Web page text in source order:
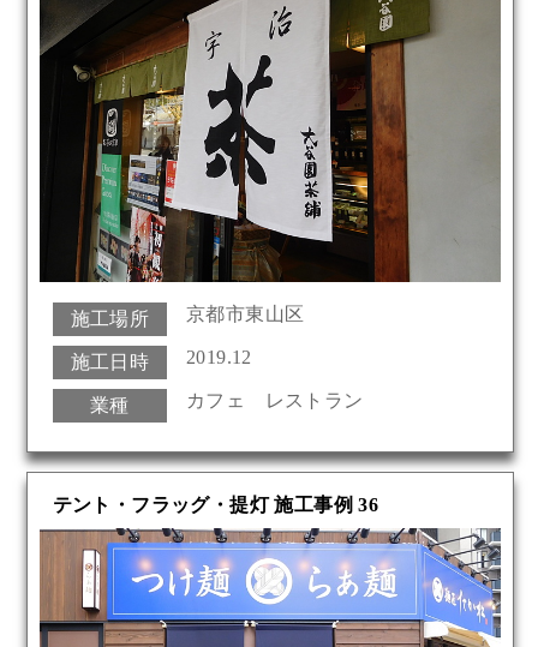
施工場所 京都市東山区
施工日時 2019.12
業種 カフェ レストラン
テント・フラッグ・提灯 施工事例 36